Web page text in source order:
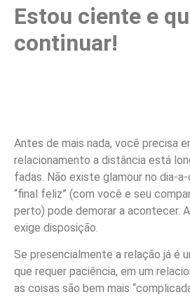
Estou ciente e
continuar!
Antes de mais nada, você precisa
relacionamento a distância está
fadas. Não existe glamour no dia-
“final feliz” (com você e seu
perto) pode demorar a acontecer.
exige disposição.
Se presencialmente a relação já é
que requer paciência, em um
as coisas são bem mais